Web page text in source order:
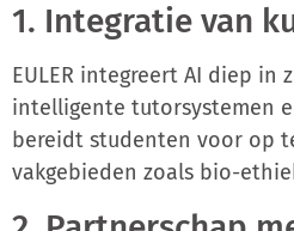
1. Integratie van
EULER integreert AI diep
intelligente tutorsystemen
bereidt studenten voor op
vakgebieden zoals bio-